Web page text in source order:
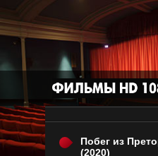
Побег из
(2020)